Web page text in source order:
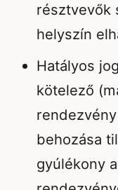
résztvevők
helyszín
Hatályos
kötelező
behozása
gyúlékony